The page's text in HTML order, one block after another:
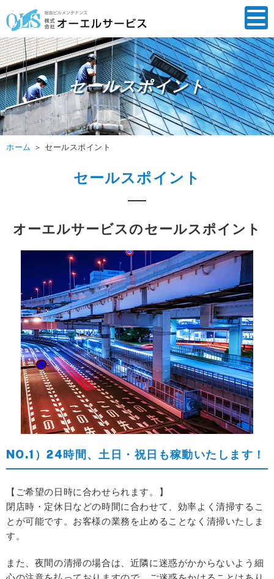
セールスポイント
ホーム ＞ セールスポイント
セールスポイント
オーエルサービスのセールスポイント
NO.1）24時間、土日・祝日も稼動いたします！
【ご希望の日時に合わせられます。】
閉店時・定休日などの時間に合わせて、効率よく清掃するこ
とが可能です。 お客様の業務を止めることなく清掃いたしま
す。
また、夜間の清掃の場合は、近隣に迷惑がかからないよう細